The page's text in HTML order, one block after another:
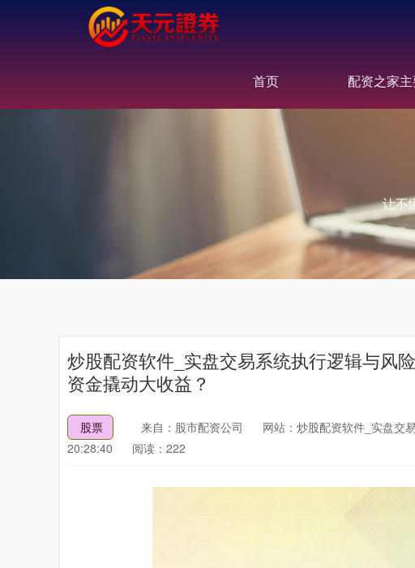
首页 配资之家
让不
炒股配资软件_实盘交易系统执行逻辑与风
资金撬动大收益？
股票 来自：股市配资公司 网站：炒股配资软件_实盘交
20:28:40
阅读：222